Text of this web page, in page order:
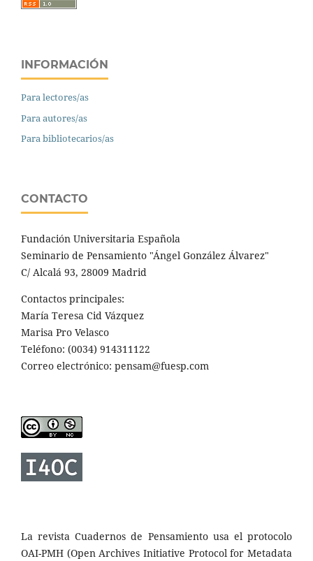
INFORMACIÓN
Para lectores/as
Para autores/as
Para bibliotecarios/as
CONTACTO
Fundación Universitaria Española
Seminario de Pensamiento "Ángel González Álvarez"
C/ Alcalá 93, 28009 Madrid
Contactos principales:
María Teresa Cid Vázquez
Marisa Pro Velasco
Teléfono: (0034) 914311122
Correo electrónico: pensam@fuesp.com
La revista Cuadernos de Pensamiento usa el protocolo
OAI-PMH (Open Archives Initiative Protocol for Metadata